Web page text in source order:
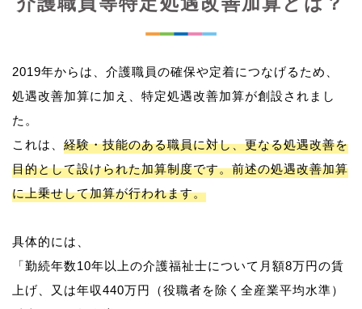
2019年からは、介護職員の確保や定着につなげるため、
処遇改善加算に加え、特定処遇改善加算が創設されまし
た。
これは、 経験・技能のある職員に対し、更なる処遇改善を
目的として設けられた加算制度です。前述の処遇改善加算
に上乗せして加算が行われます。
具体的には、
「勤続年数10年以上の介護福祉士について月額8万円の賃
上げ、又は年収440万円（役職者を除く全産業平均水準）